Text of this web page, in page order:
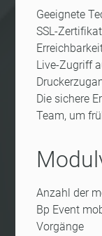
Geeignete
SSL-Zertifikat
Live-Zugriff
Die sichere
Team, um
Anzahl der
Bp Event
Vorgänge